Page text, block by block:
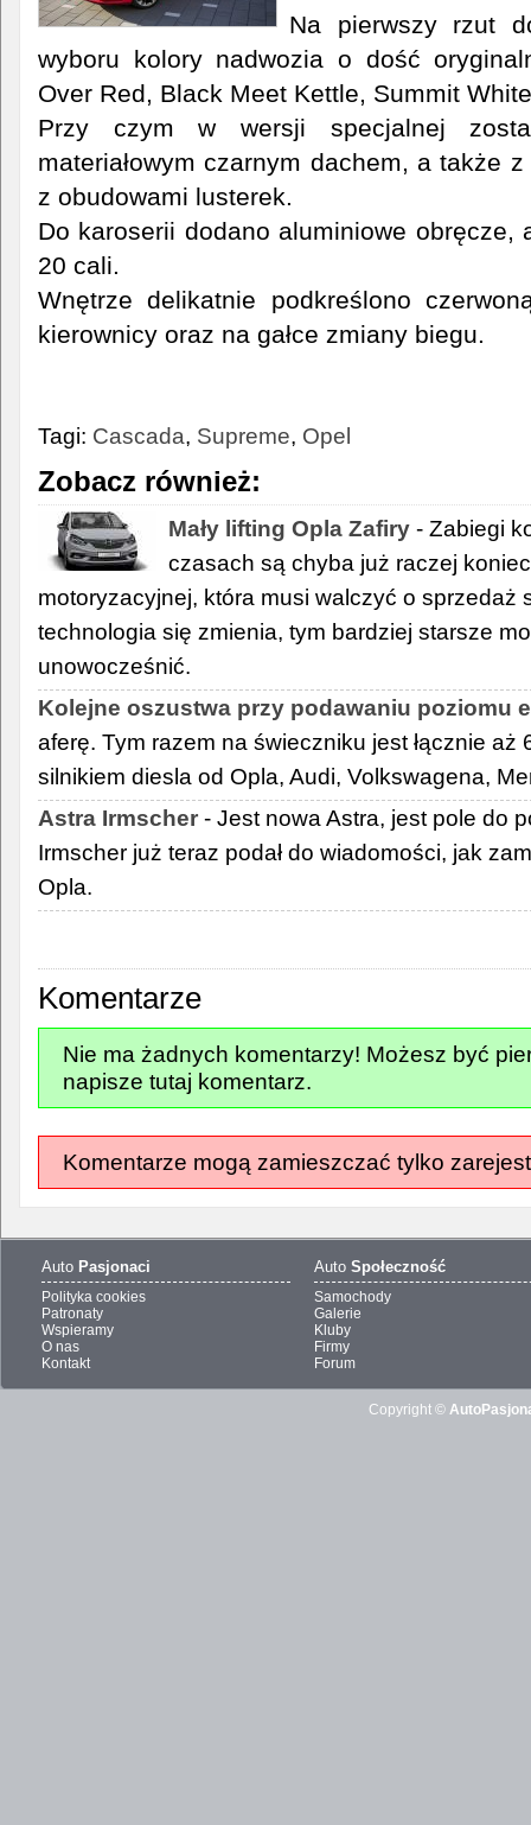
Na pierwszy rzut
wyboru kolory nadwozia o dość
Over Red, Black Meet Kettle, Summit
Przy czym w wersji specjalnej
materiałowym czarnym dachem, a także
z obudowami lusterek.
Do karoserii dodano aluminiowe obręcze,
20 cali.
Wnętrze delikatnie podkreślono
kierownicy oraz na gałce zmiany biegu.
Tagi: Cascada, Supreme, Opel
Zobacz również:
Mały lifting Opla Zafiry - Zabiegi
czasach są chyba już raczej
motoryzacyjnej, która musi walczyć o sprzedaż
technologia się zmienia, tym bardziej starsze
unowocześnić.
Kolejne oszustwa przy podawaniu poziomu
aferę. Tym razem na świeczniku jest łącznie aż
silnikiem diesla od Opla, Audi, Volkswagena,
Astra Irmscher - Jest nowa Astra, jest pole do
Irmscher już teraz podał do wiadomości, jak
Opla.
Komentarze
Nie ma żadnych komentarzy! Możesz być
napisze tutaj komentarz.
Komentarze mogą zamieszczać tylko
Auto Pasjonaci
Polityka cookies
Patronaty
Wspieramy
O nas
Kontakt
Auto Społeczność
Samochody
Galerie
Kluby
Firmy
Forum
Copyright ©